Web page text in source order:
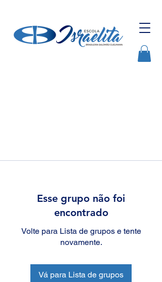
Esse grupo não foi
encontrado
Volte para Lista de grupos e tente
novamente.
Vá para Lista de grupos